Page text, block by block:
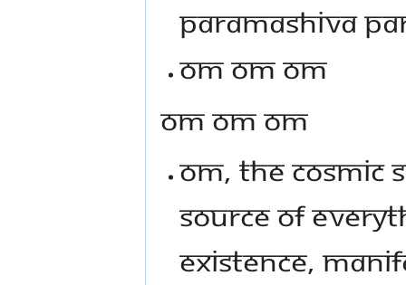
Paramashiva
Om om om
Om om om
Om, the cosmic
source of
existence,